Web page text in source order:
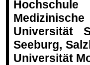
Universität
Seeburg,
Universität